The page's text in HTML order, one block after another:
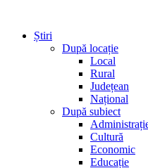
Știri
După locație
Local
Rural
Județean
Național
După subiect
Cultură
Economic
Educație